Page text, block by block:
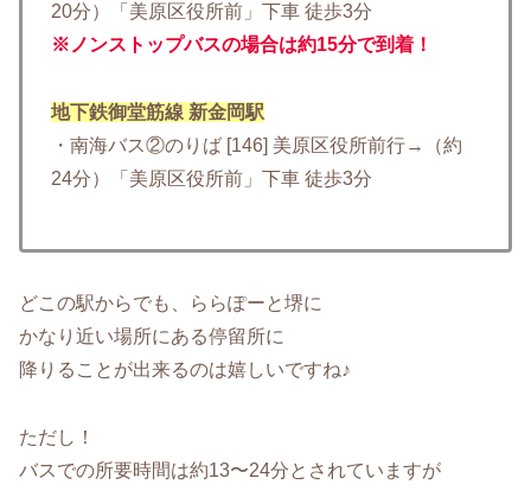
20分）「美原区役所前」下車 徒歩3分
※ノンストップバスの場合は約15分で到着！
地下鉄御堂筋線 新金岡駅
・南海バス②のりば [146] 美原区役所前行→（約
24分）「美原区役所前」下車 徒歩3分
どこの駅からでも、ららぽーと堺に
かなり近い場所にある停留所に
降りることが出来るのは嬉しいですね♪
ただし！
バスでの所要時間は約13〜24分とされていますが